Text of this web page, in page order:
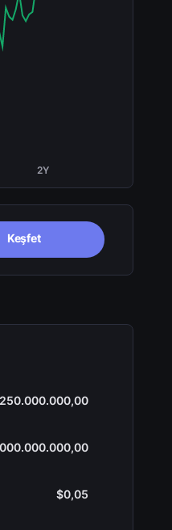
2Y
Keşfet
$0,05